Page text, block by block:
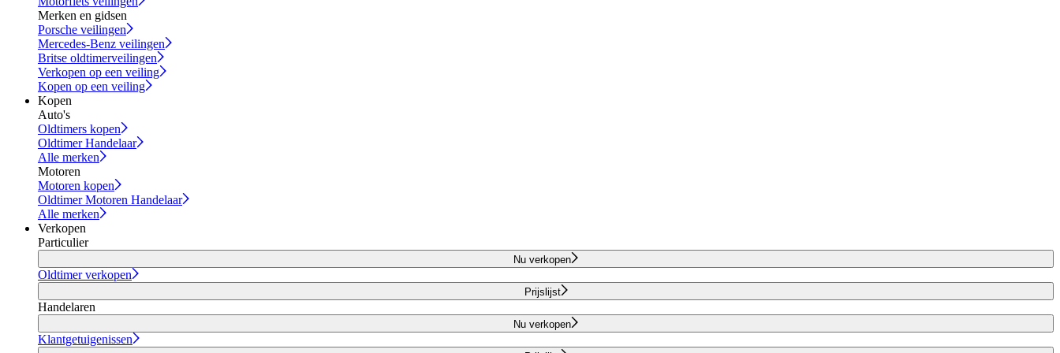
Merken en gidsen
Porsche veilingen
Mercedes-Benz veilingen
Britse oldtimerveilingen
Verkopen op een veiling
Kopen op een veiling
Kopen
Auto's
Oldtimers kopen
Oldtimer Handelaar
Alle merken
Motoren
Motoren kopen
Oldtimer Motoren Handelaar
Alle merken
Verkopen
Particulier
Nu verkopen
Oldtimer verkopen
Prijslijst
Handelaren
Nu verkopen
Klantgetuigenissen